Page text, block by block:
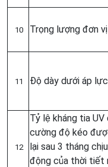
10 Trọng lượng đơn vị
11 Độ dày dưới áp
12
Tỷ lệ kháng tia UV
cường độ kéo
lại sau 3 tháng
động của thời tiết